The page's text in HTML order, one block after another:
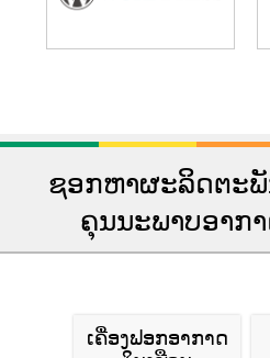
ຊອກຫາຜະລິດຕະ
ຄຸນນະພາບອາກ
ເຄື່ອງຟອກອາກາດ